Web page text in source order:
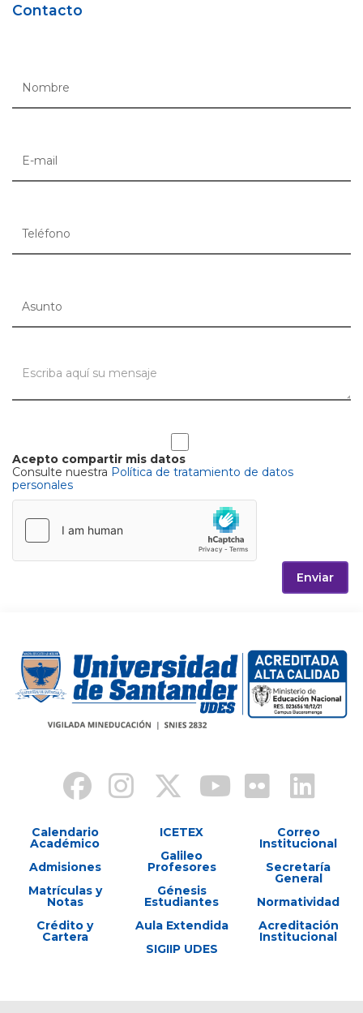
Contacto
Acepto compartir mis datos
Consulte nuestra Política de tratamiento de datos
personales
Enviar
Calendario
Académico
Admisiones
Matrículas y
Notas
Crédito y
Cartera
ICETEX
Galileo
Profesores
Génesis
Estudiantes
Aula Extendida
SIGIIP UDES
Correo
Institucional
Secretaría
General
Normatividad
Acreditación
Institucional